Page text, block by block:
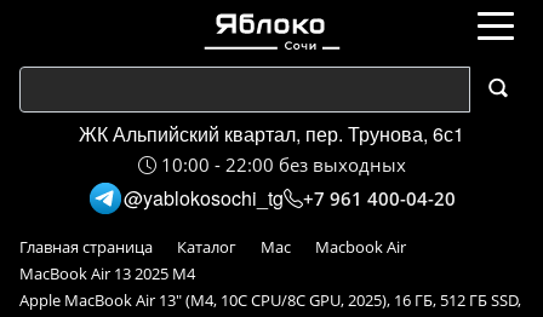
ЖК Альпийский квартал, пер. Трунова, 6с1
10:00 - 22:00 без выходных
@yablokosochi_tg +7 961 400-04-20
Главная страница Каталог Mac
Macbook Air
MacBook Air 13 2025 M4
Apple MacBook Air 13" (M4, 10C CPU/8C GPU, 2025), 16 ГБ, 512 ГБ SSD,